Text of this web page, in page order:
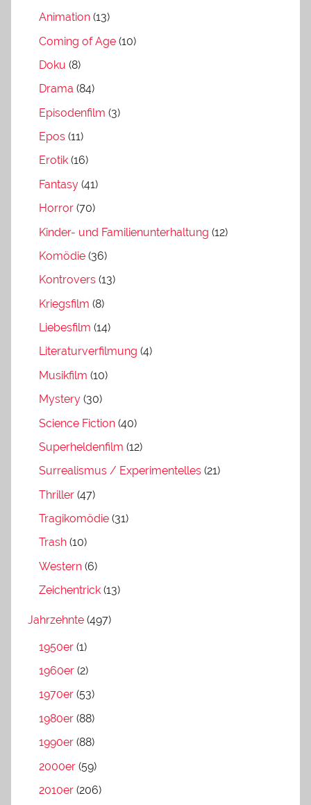
Animation (13)
Coming of Age (10)
Doku (8)
Drama (84)
Episodenfilm (3)
Epos (11)
Erotik (16)
Fantasy (41)
Horror (70)
Kinder- und Familienunterhaltung (12)
Komödie (36)
Kontrovers (13)
Kriegsfilm (8)
Liebesfilm (14)
Literaturverfilmung (4)
Musikfilm (10)
Mystery (30)
Science Fiction (40)
Superheldenfilm (12)
Surrealismus / Experimentelles (21)
Thriller (47)
Tragikomödie (31)
Trash (10)
Western (6)
Zeichentrick (13)
Jahrzehnte (497)
1950er (1)
1960er (2)
1970er (53)
1980er (88)
1990er (88)
2000er (59)
2010er (206)